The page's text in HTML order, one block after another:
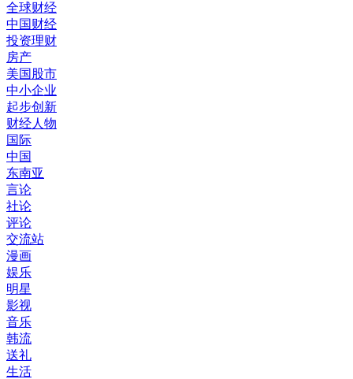
全球财经
中国财经
投资理财
房产
美国股市
中小企业
起步创新
财经人物
国际
中国
东南亚
言论
社论
评论
交流站
漫画
娱乐
明星
影视
音乐
韩流
送礼
生活